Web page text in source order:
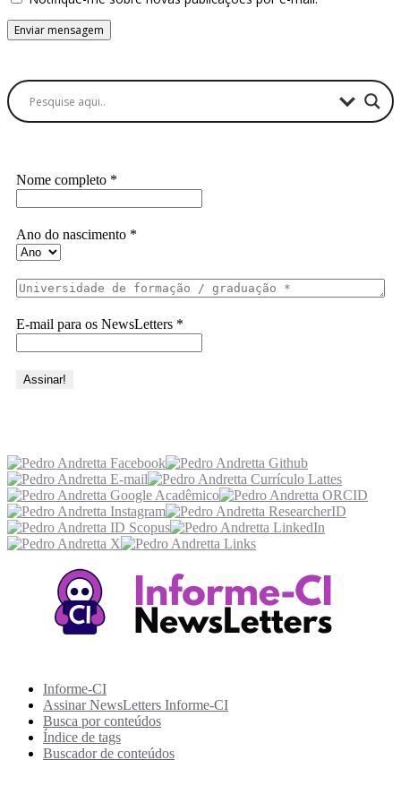
Nome completo *
Ano do nascimento *
E-mail para os NewsLetters *
Informe-CI
Assinar NewsLetters Informe-CI
Busca por conteúdos
Índice de tags
Buscador de conteúdos